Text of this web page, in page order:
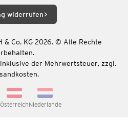
widerrufen
& Co. KG 2026. © Alle Rechte
der Mehrwertsteuer, zzgl.
ÖsterreichNiederlande